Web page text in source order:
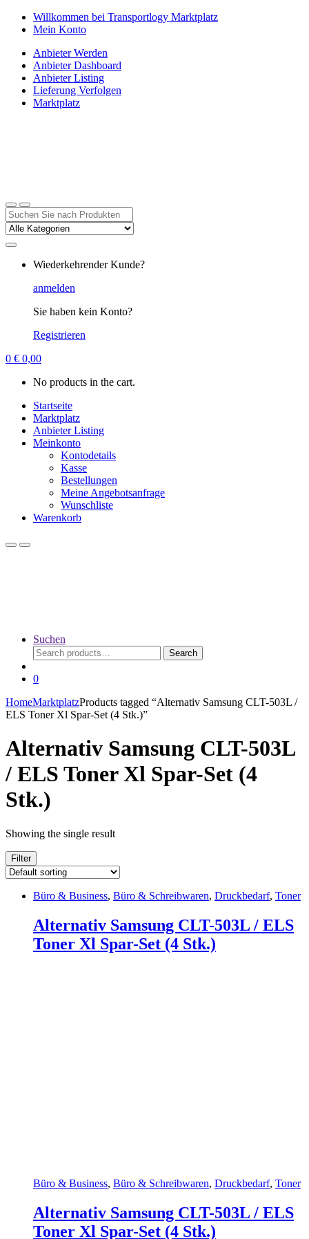
Navigation
Zum
Inhalt
Willkommen bei Transportlogy Marktplatz
Mein Konto
Anbieter Werden
Anbieter Dashboard
Anbieter Listing
Lieferung Verfolgen
Marktplatz
Suchen
nach:
Wiederkehrender Kunde?
anmelden
Sie haben kein Konto?
Registrieren
0 € 0,00
No products in the cart.
Startseite
Marktplatz
Anbieter Listing
Meinkonto
Kontodetails
Kasse
Bestellungen
Meine Angebotsanfrage
Wunschliste
Warenkorb
Suchen
Search
for:
Search
0
HomeMarktplatzProducts tagged “Alternativ Samsung CLT-503L /
ELS Toner Xl Spar-Set (4 Stk.)”
Alternativ Samsung CLT-503L
/ ELS Toner Xl Spar-Set (4
Stk.)
Showing the single result
Filter
Büro & Business, Büro & Schreibwaren, Druckbedarf, Toner
Alternativ Samsung CLT-503L / ELS
Toner Xl Spar-Set (4 Stk.)
Büro & Business, Büro & Schreibwaren, Druckbedarf, Toner
Alternativ Samsung CLT-503L / ELS
Toner Xl Spar-Set (4 Stk.)